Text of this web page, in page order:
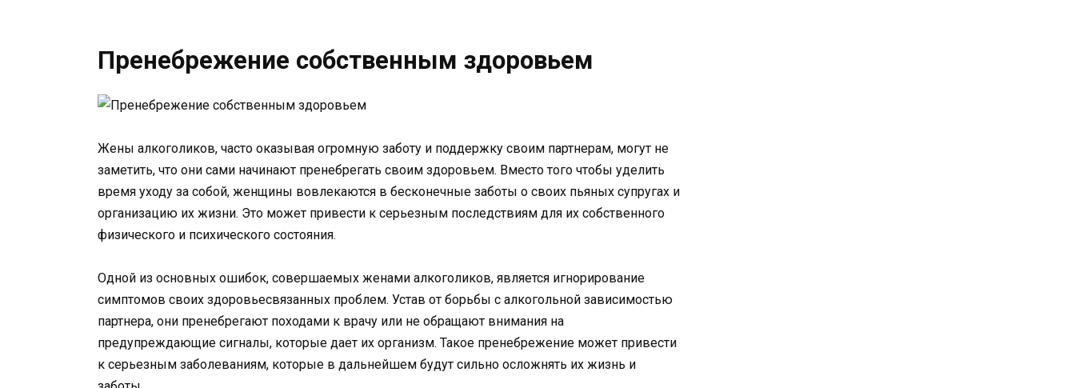
Пренебрежение собственным здоровьем
Жены алкоголиков, часто оказывая огромную заботу и поддержку своим партнерам, могут не
заметить, что они сами начинают пренебрегать своим здоровьем. Вместо того чтобы уделить
время уходу за собой, женщины вовлекаются в бесконечные заботы о своих пьяных супругах и
организацию их жизни. Это может привести к серьезным последствиям для их собственного
физического и психического состояния.
Одной из основных ошибок, совершаемых женами алкоголиков, является игнорирование
симптомов своих здоровьесвязанных проблем. Устав от борьбы с алкогольной зависимостью
партнера, они пренебрегают походами к врачу или не обращают внимания на
предупреждающие сигналы, которые дает их организм. Такое пренебрежение может привести
к серьезным заболеваниям, которые в дальнейшем будут сильно осложнять их жизнь и